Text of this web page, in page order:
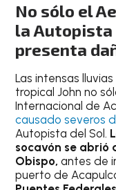
No sólo el
la Autopista
presenta
Las intensas
tropical John no
Internacional de
causado severos
Autopista del Sol.
socavón se abrió
Obispo,antes de
puerto de